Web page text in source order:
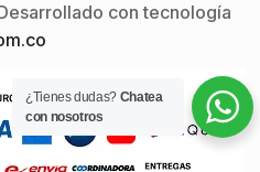
con tecnología
¿Tienes dudas? Chatea
con nosotros